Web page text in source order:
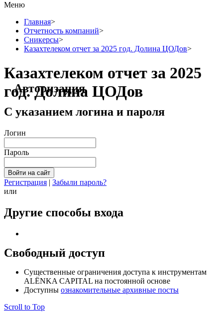
Меню
Главная>
Отчетность компаний>
Сникерсы>
Казахтелеком отчет за 2025 год. Долина ЦОДов>
Казахтелеком отчет за 2025
год. Долина ЦОДов
Авторизация
С указанием логина и пароля
Логин
Пароль
Регистрация | Забыли пароль?
или
Другие способы входа
Свободный доступ
Cущественные ограничения доступа к инструментам
ALЁNKA CAPITAL на постоянной основе
Доступны ознакомительные архивные посты
Scroll to Top